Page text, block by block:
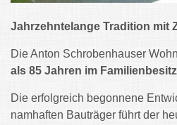
Jahrzehntelange Tradition mit
Die Anton Schrobenhauser
als 85 Jahren im
Die erfolgreich begonnene
namhaften Bauträger führt der